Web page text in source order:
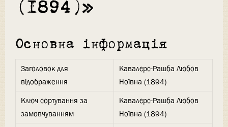
(1894)»
Основна інформація
Заголовок для
відображення
Кавалєрс-Рашба Любов
Ноївна (1894)
Ключ сортування за
замовчуванням
Кавалєрс-Рашба Любов
Ноївна (1894)